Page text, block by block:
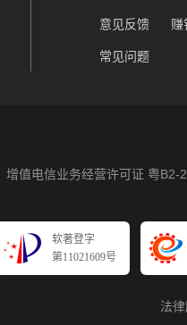
意见反馈 赚
常见问题
增值电信业务经营许可证 粤B2-
软著登字
第11021609号
法